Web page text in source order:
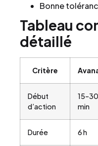
Bonne
Tableau
détaillé
Critère
Début
d’action
15–30
min
Durée 6 h